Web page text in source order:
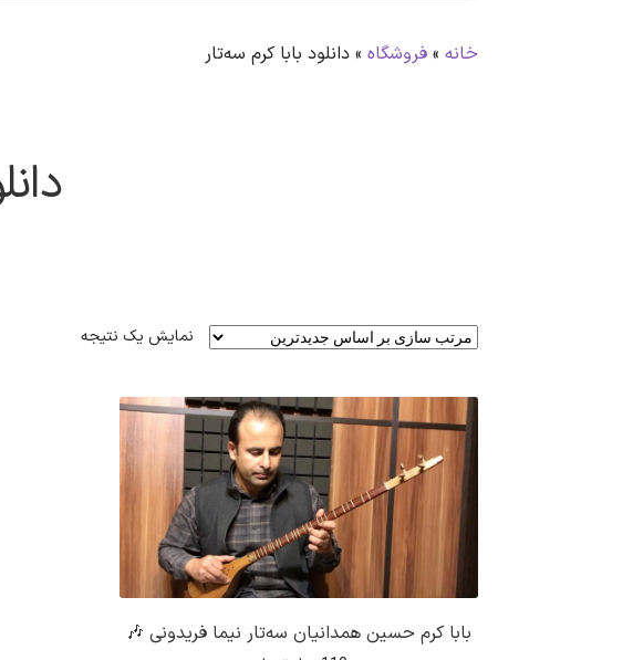
خانه »فروشگاه »دانلود بابا کرم سه‌تار
نمایش یک نتیجه
بابا کرم حسین همدانیان سه‌تار نیما فریدونی 🎶